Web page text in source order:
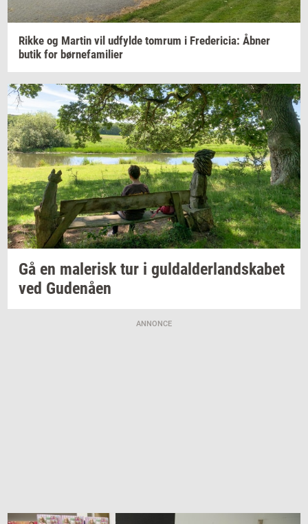
Rikke og Mar­tin vil ud­fyl­de tom­rum i Fre­de­ri­cia: Åbner
butik for bør­ne­fa­mi­li­er
Gå en ma­le­risktur i gul­dal­der­land­ska­bet
ved Gu­denå­en
ANNONCE